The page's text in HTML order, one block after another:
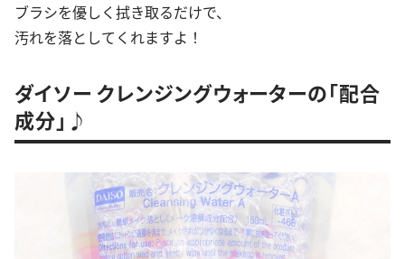
ブラシを優しく拭き取るだけで、
汚れを落としてくれますよ！
ダイソー クレンジングウォーターの「配合
成分｣♪